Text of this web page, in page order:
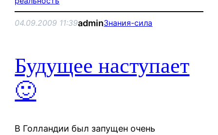
04.09.2009 11:39adminЗнания-сила
Будущее наступает
🙂
В Голландии был запущен очень